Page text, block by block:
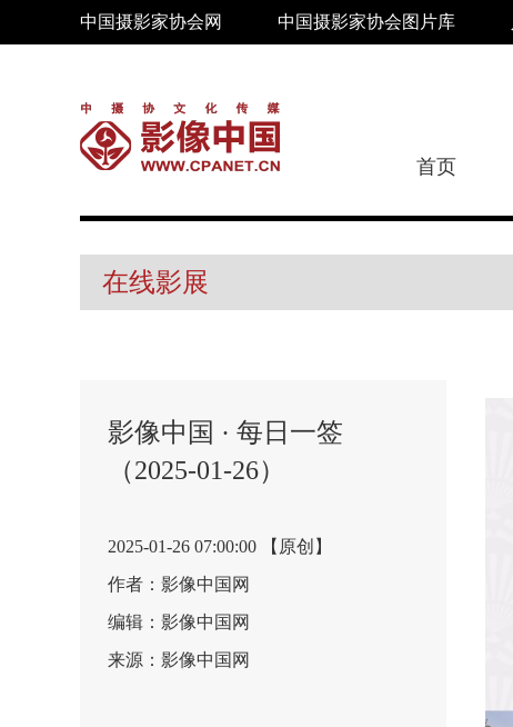
中国摄影家协会网 中国摄影家协会图片库
首页
在线影展
影像中国 · 每日一签
（2025-01-26）
2025-01-26 07:00:00 【原创】
作者：影像中国网
编辑：影像中国网
来源：影像中国网